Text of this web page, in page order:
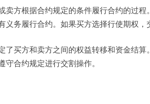
卖方根据合约规定的条件履行合约的过程
务履行合约。如果买方选择行使期权，
了买方和卖方之间的权益转移和资金结算
合约规定进行交割操作。